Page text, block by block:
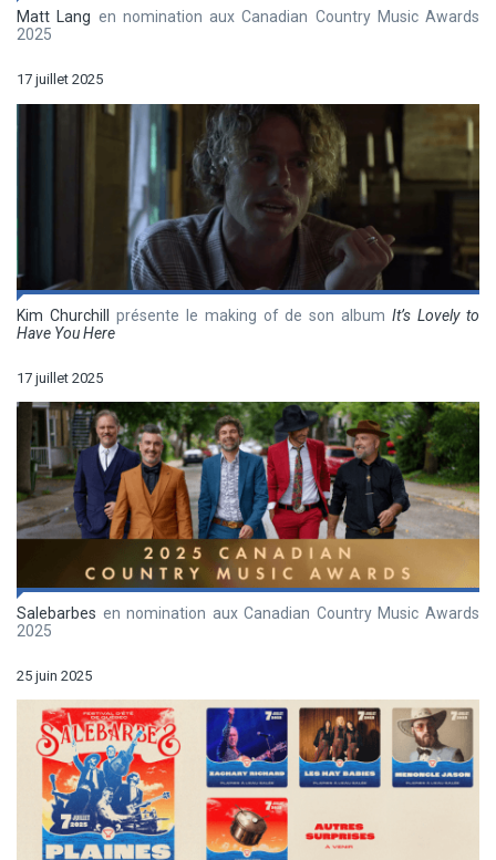
Matt Lang en nomination aux Canadian Country Music Awards
2025
17 juillet 2025
Kim Churchill présente le making of de son albumIt’s Lovely to
Have You Here
17 juillet 2025
Salebarbes en nomination aux Canadian Country Music Awards
2025
25 juin 2025